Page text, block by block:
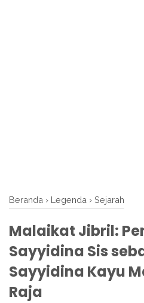
Beranda › Legenda › Sejarah
Malaikat Jibril:
Sayyidina Sis
Sayyidina Kayu
Raja